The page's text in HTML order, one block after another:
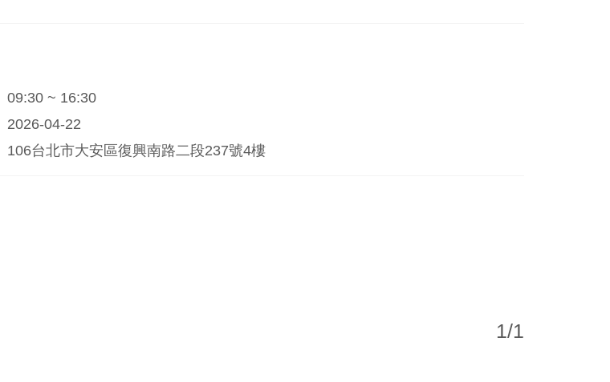
09:30 ~ 16:30
2026-04-22
106台北市大安區復興南路二段237號4樓
1/1